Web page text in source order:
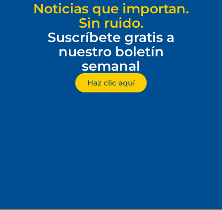
Noticias que importan.
Sin ruido.
Suscríbete gratis a
nuestro boletín
semanal
Haz clic aquí